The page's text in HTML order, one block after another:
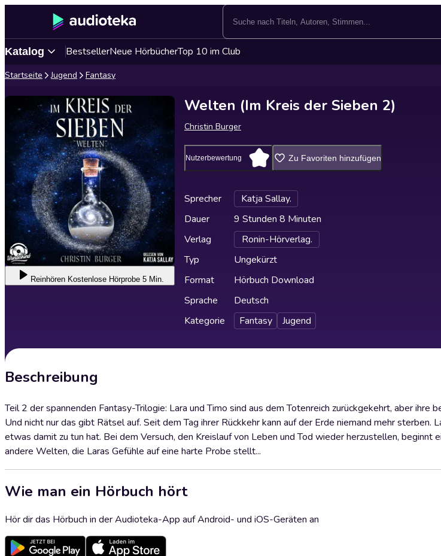
Katalog BestsellerNeue HörbücherTop 10 im Club
Startseite Jugend Fantasy
Reinhören Kostenlose Hörprobe 5 Min.
Welten (Im Kreis der Sieben 2)
Christin Burger
Nutzerbewertung Zu Favoriten hinzufügen
Sprecher
Katja Sallay.
Dauer
9 Stunden 8 Minuten
Verlag
Ronin-Hörverlag.
Typ
Ungekürzt
Format
Hörbuch Download
Sprache
Deutsch
Kategorie
Fantasy Jugend
Beschreibung
Teil 2 der spannenden Fantasy-Trilogie: Lara und Timo sind aus dem Totenreich zurückgekehrt, aber ihre
Und nicht nur das gibt Rätsel auf. Seit dem Tag ihrer Rückkehr kann auf der Erde niemand mehr sterben.
etwas damit zu tun hat. Bei dem Versuch, den Kreislauf von Leben und Tod wieder herzustellen, beginnt
andere Welten, die Laras Gefühle auf eine harte Probe stellt...
Wie man ein Hörbuch hört
Hör dir das Hörbuch in der Audioteka-App auf Android- und iOS-Geräten an